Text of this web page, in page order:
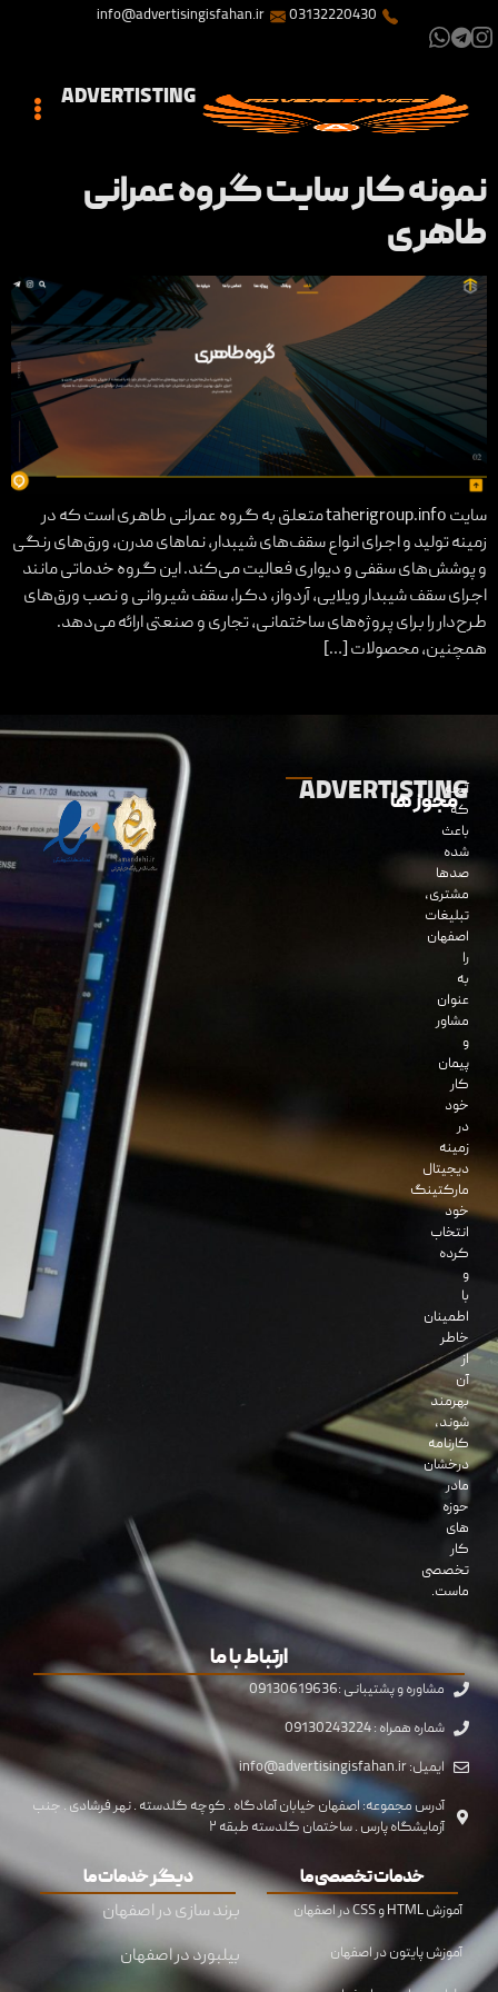
03132220430
info@advertisingisfahan.ir
ADVERTISTING
نمونه کار سایت گروه عمرانی
طاهری
سایت taherigroup.info متعلق به گروه عمرانی طاهری است که در
زمینه تولید و اجرای انواع سقف‌های شیبدار، نماهای مدرن، ورق‌های رنگی
و پوشش‌های سقفی و دیواری فعالیت می‌کند. این گروه خدماتی مانند
اجرای سقف شیبدار ویلایی، آردواز، دکرا، سقف شیروانی و نصب ورق‌های
طرح‌دار را برای پروژه‌های ساختمانی، تجاری و صنعتی ارائه می‌دهد.
همچنین، محصولات […]
ADVERTISTING
آنچه
که
باعث
شده
صدها
مشتری،
تبلیغات
اصفهان
را
به
عنوان
مشاور
و
پیمان
کار
خود
در
زمینه
دیجیتال
مارکتینگ
خود
انتخاب
کرده
و
با
اطمینان
خاطر
از
آن
بهرمند
شوند،
کارنامه
درخشان
مادر
حوزه
های
کار
تخصصی
ماست.
مجوز ها
ارتباط با ما
مشاوره و پشتیبانی :09130619636
شماره همراه : 09130243224
ایمیل: info@advertisingisfahan.ir
آدرس مجموعه: اصفهان خیابان آمادگاه . کوچه گلدسته . نهر فرشادی . جنب
آزمایشگاه پارس . ساختمان گلدسته طبقه ۲
خدمات تخصصی ما
آموزش HTML و CSS در اصفهان
آموزش پایتون در اصفهان
دیگر خدمات ما
برند سازی در اصفهان
بیلبورد در اصفهان